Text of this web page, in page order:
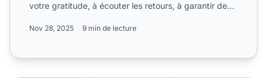
votre gratitude, à écouter les retours, à garantir des
Nov 28, 2025 9 min de lecture